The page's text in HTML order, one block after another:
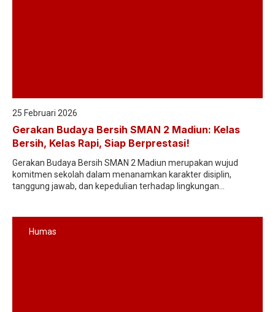
25 Februari 2026
Gerakan Budaya Bersih SMAN 2 Madiun: Kelas
Bersih, Kelas Rapi, Siap Berprestasi!
Gerakan Budaya Bersih SMAN 2 Madiun merupakan wujud
komitmen sekolah dalam menanamkan karakter disiplin,
tanggung jawab, dan kepedulian terhadap lingkungan...
Humas